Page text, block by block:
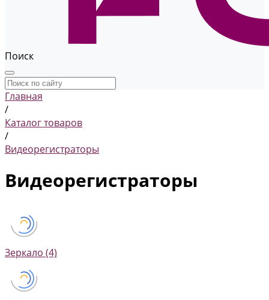
Поиск
Главная
/
Каталог товаров
/
Видеорегистраторы
Видеорегистраторы
Зеркало (4)